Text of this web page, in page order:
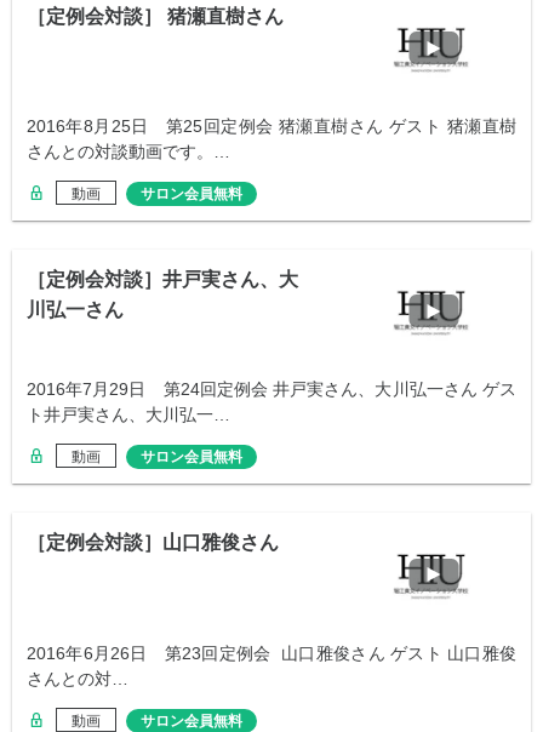
［定例会対談］ 猪瀬直樹さん
2016年8月25日 第25回定例会 猪瀬直樹さん ゲスト 猪瀬直樹
さんとの対談動画です。…
動画 サロン会員無料
［定例会対談］井戸実さん、大
川弘一さん
2016年7月29日 第24回定例会 井戸実さん、大川弘一さん ゲス
ト井戸実さん、大川弘一…
動画 サロン会員無料
［定例会対談］山口雅俊さん
2016年6月26日 第23回定例会 山口雅俊さん ゲスト 山口雅俊
さんとの対…
動画 サロン会員無料